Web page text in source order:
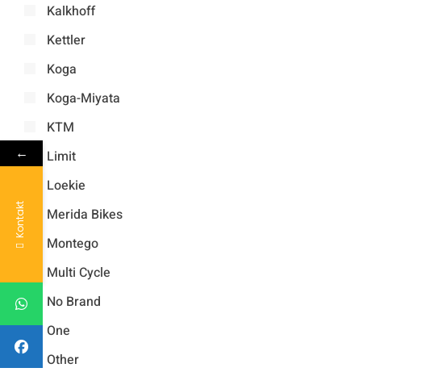
Kalkhoff
Kettler
Koga
Koga-Miyata
KTM
Limit
Loekie
Merida Bikes
Montego
Multi Cycle
No Brand
One
Other
←
Kontakt